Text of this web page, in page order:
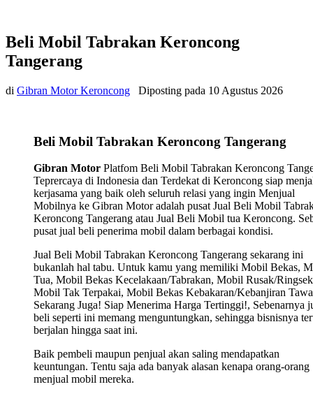
Beli Mobil Tabrakan Keroncong
Tangerang
di Gibran Motor Keroncong Diposting pada 10 Agustus 2026
Beli Mobil Tabrakan Keroncong Tangerang
Gibran Motor Platfom Beli Mobil Tabrakan Keroncong
Teprercaya di Indonesia dan Terdekat di Keroncong siap
kerjasama yang baik oleh seluruh relasi yang ingin Menjual
Mobilnya ke Gibran Motor adalah pusat Jual Beli Mobil
Keroncong Tangerang atau Jual Beli Mobil tua Keroncong.
pusat jual beli penerima mobil dalam berbagai kondisi.
Jual Beli Mobil Tabrakan Keroncong Tangerang sekarang ini
bukanlah hal tabu. Untuk kamu yang memiliki Mobil Bekas,
Tua, Mobil Bekas Kecelakaan/Tabrakan, Mobil Rusak/
Mobil Tak Terpakai, Mobil Bekas Kebakaran/Kebanjiran
Sekarang Juga! Siap Menerima Harga Tertinggi!, Sebenarnya
beli seperti ini memang menguntungkan, sehingga bisnisnya
berjalan hingga saat ini.
Baik pembeli maupun penjual akan saling mendapatkan
keuntungan. Tentu saja ada banyak alasan kenapa orang-orang
menjual mobil mereka.